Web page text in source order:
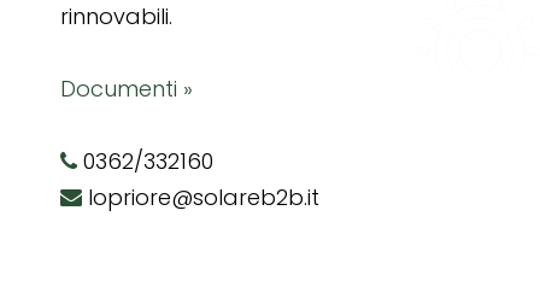
rinnovabili.
Documenti »
0362/332160
lopriore@solareb2b.it